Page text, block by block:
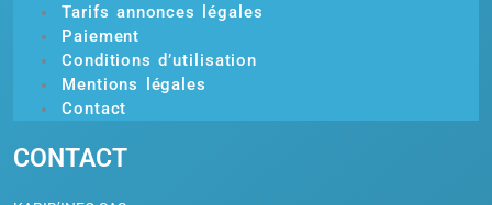
Tarifs annonces légales
Paiement
Conditions d’utilisation
Mentions légales
Contact
CONTACT